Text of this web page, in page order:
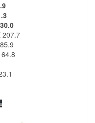
207.7